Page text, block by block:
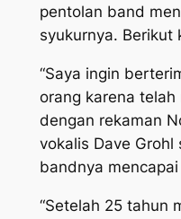
pentolan band
syukurnya. Berikut
“Saya ingin
orang karena
dengan rekaman
vokalis Dave
bandnya
“Setelah 25 tahun